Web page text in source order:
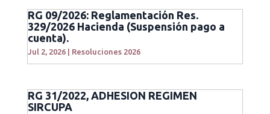
RG 09/2026: Reglamentación Res.
329/2026 Hacienda (Suspensión pago a
cuenta).
Jul 2, 2026| Resoluciones 2026
RG 31/2022, ADHESION REGIMEN
SIRCUPA